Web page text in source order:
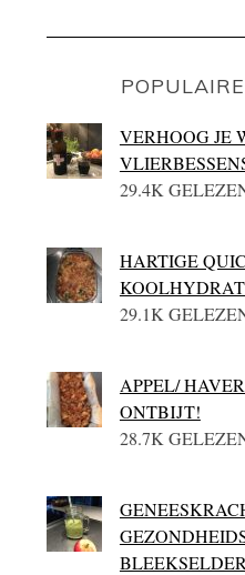
VERHOOG JE
29.4K
HARTIGE
29.1K
APPEL/
ONTBIJT!
28.7K